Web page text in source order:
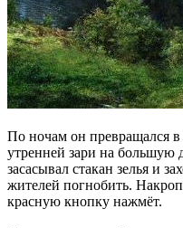
По ночам он превращался в
утренней зари на большую
засасывал стакан зелья и
жителей погнобить.
красную кнопку нажмёт.